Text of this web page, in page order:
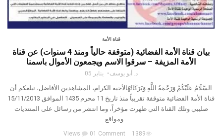
قناة الأمة
بيان قناة الأمة الفضائية (متوقفة حالياً ومنذ 4 سنوات) عن قناة
الأمة المزيفة – سرقوا الاسم ويجمعون الأموال باسمنا
د. أبو يوسف يناير 05
السَّلَامُ عَلَيْكُمْ وَرَحْمَةُ اللَّهِ وَبَرَكَاتُهُالأحبة الكرام، المشاهدين الأفاضل، نبلغكم أن
قناة الأمة الفضائية متوقفة تقريباً منذ تاريخ 11 محرم 1435 الموافق 15/11/2013
صليبي وتلك القناة التي ظهرت مؤخراً، وما انتشر من رسائل على المنتديات
ومواقع ...
1389 Views
01 Comment